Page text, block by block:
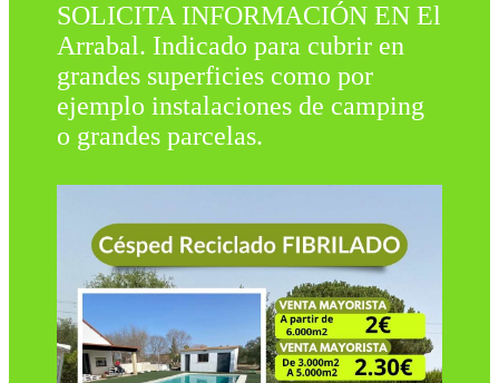
SOLICITA INFORMACIÓN EN El
Arrabal. Indicado para cubrir en
grandes superficies como por
ejemplo instalaciones de camping
o grandes parcelas.